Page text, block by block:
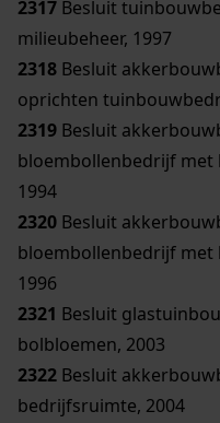
2317 Besluit
milieubeheer, 1997
2318 Besluit
oprichten
2319 Besluit
bloembollenbedrijf met
1994
2320 Besluit
bloembollenbedrijf met
1996
2321 Besluit
bolbloemen, 2003
2322 Besluit
bedrijfsruimte, 2004